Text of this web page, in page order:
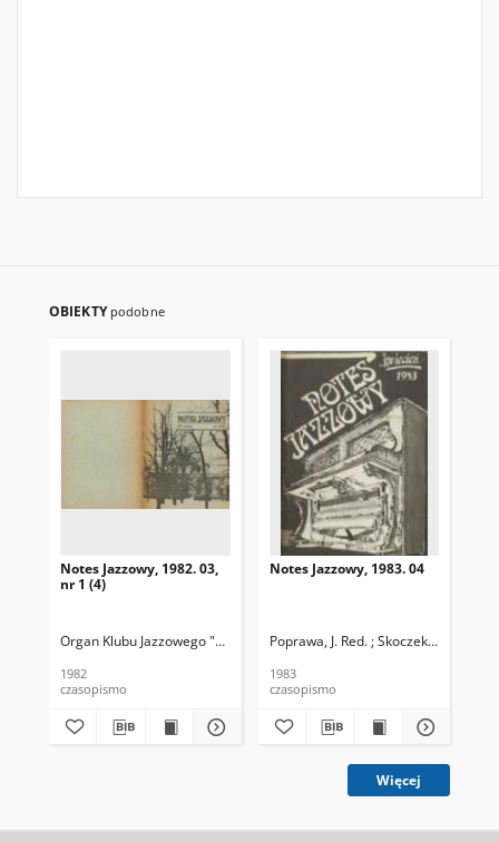
OBIEKTY podobne
Notes Jazzowy, 1982. 03,
nr 1 (4)
Organ Klubu Jazzowego "Rotunda" Skoczek, T. Red.
1982
czasopismo
Notes Jazzowy, 1983. 04
Poprawa, J. Red. ; Skoczek T. Red.
1983
czasopismo
Więcej